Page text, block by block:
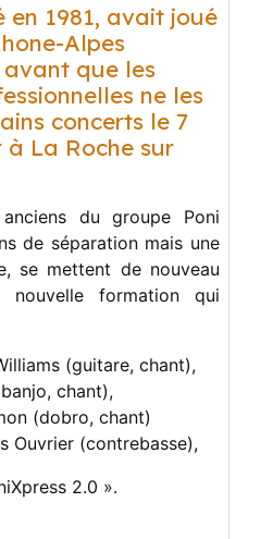
en 1981, avait joué
Alpes
que les
ne les
concerts le 7
La Roche sur
du groupe Poni
de séparation mais une
se mettent de nouveau
formation qui
(guitare, chant),
chant),
(dobro, chant)
Ouvrier (contrebasse),
2.0 ».